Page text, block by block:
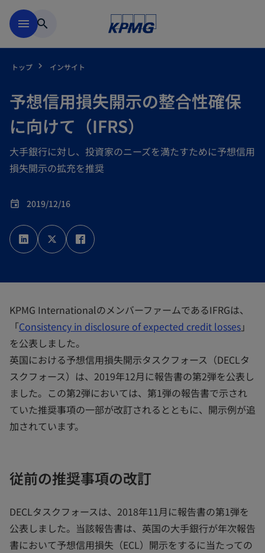
menu search
トップ インサイト
予想信用損失開示の整合性確保
に向けて（IFRS）
大手銀行に対し、投資家のニーズを満たすために予想信用
損失開示の拡充を推奨
event 2019/12/16
新
し
い
タ
新
し
い
タ
し
い
KPMG InternationalのメンバーファームであるIFRGは、
「Consistency in disclosure of expected credit losses」
を公表しました。
英国における予想信用損失開示タスクフォース（DECLタ
スクフォース）は、2019年12月に報告書の第2弾を公表し
ました。この第2弾においては、第1弾の報告書で示され
ていた推奨事項の一部が改訂されるとともに、開示例が追
加されています。
従前の推奨事項の改訂
DECLタスクフォースは、2018年11月に報告書の第1弾を
公表しました。当該報告書は、英国の大手銀行が年次報告
書において予想信用損失（ECL）開示をするに当たっての